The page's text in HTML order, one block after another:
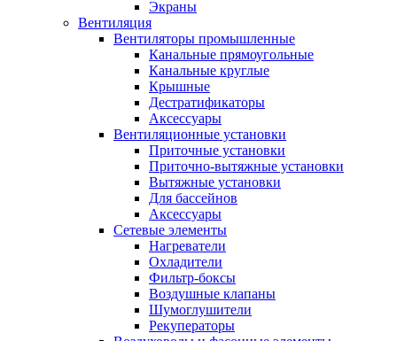
Экраны
Вентиляция
Вентиляторы промышленные
Канальные прямоугольные
Канальные круглые
Крышные
Дестратификаторы
Аксессуары
Вентиляционные установки
Приточные установки
Приточно-вытяжные установки
Вытяжные установки
Для бассейнов
Аксессуары
Сетевые элементы
Нагреватели
Охладители
Фильтр-боксы
Воздушные клапаны
Шумоглушители
Рекуператоры